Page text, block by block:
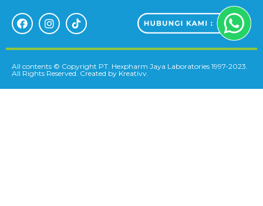
All contents © Copyright PT. Hexpharm Jaya Laboratories 1997-2023.
All Rights Reserved. Created by Kreativv.